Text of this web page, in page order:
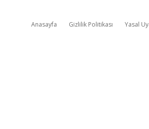
Anasayfa Gizlilik Politikası Yasal